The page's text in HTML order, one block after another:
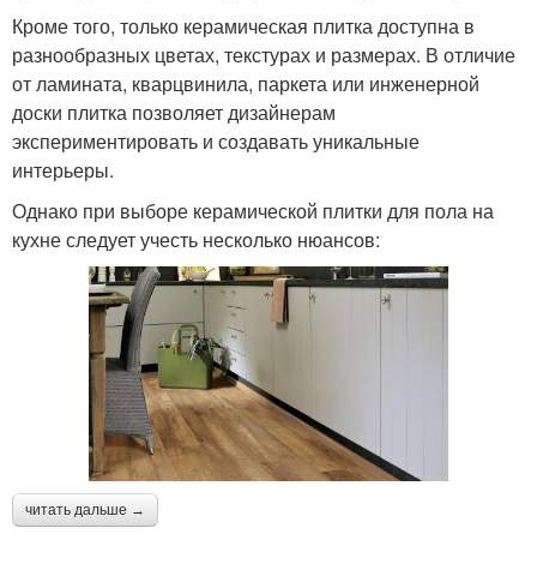
Кроме того, только керамическая плитка доступна в
разнообразных цветах, текстурах и размерах. В отличие
от ламината, кварцвинила, паркета или инженерной
доски плитка позволяет дизайнерам
экспериментировать и создавать уникальные
интерьеры.
Однако при выборе керамической плитки для пола на
кухне следует учесть несколько нюансов:
читать дальше →